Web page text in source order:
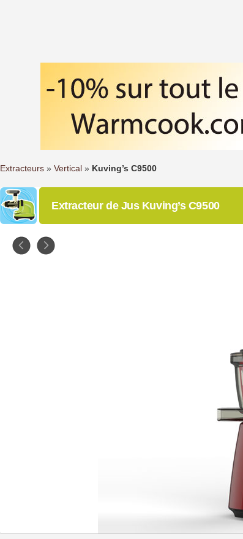
Extracteurs » Vertical » Kuving’s C9500
Extracteur de Jus Kuving’s C9500